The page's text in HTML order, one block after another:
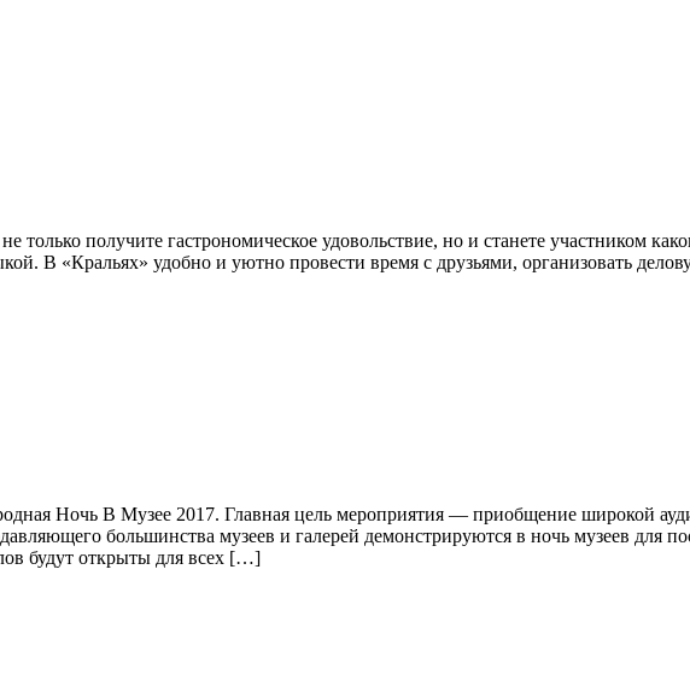
только получите гастрономическое удовольствие, но и станете участником
В «Кральях» удобно и уютно провести время с друзьями, организовать
Ночь В Музее 2017. Главная цель мероприятия — приобщение широкой
большинства музеев и галерей демонстрируются в ночь музеев для
будут открыты для всех […]